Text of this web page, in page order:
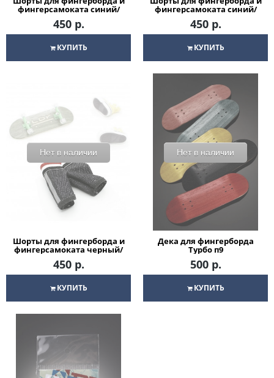
фингерсамоката синий/
красный
450 р.
КУПИТЬ
фингерсамоката синий/
синий
450 р.
КУПИТЬ
Нет в наличии
Шорты для фингерборда и
фингерсамоката черный/
красный
450 р.
КУПИТЬ
Нет в наличии
Дека для фингерборда
Турбо п9
500 р.
КУПИТЬ